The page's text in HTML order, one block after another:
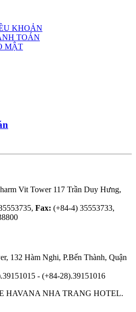
KHOẢN
TOÁN
MẬT
Vit Tower 117 Trần Duy Hưng,
Fax: (+84-4) 35553733,
132 Hàm Nghi, P.Bến Thành, Quận
- (+84-28).39151016
HAVANA NHA TRANG HOTEL.